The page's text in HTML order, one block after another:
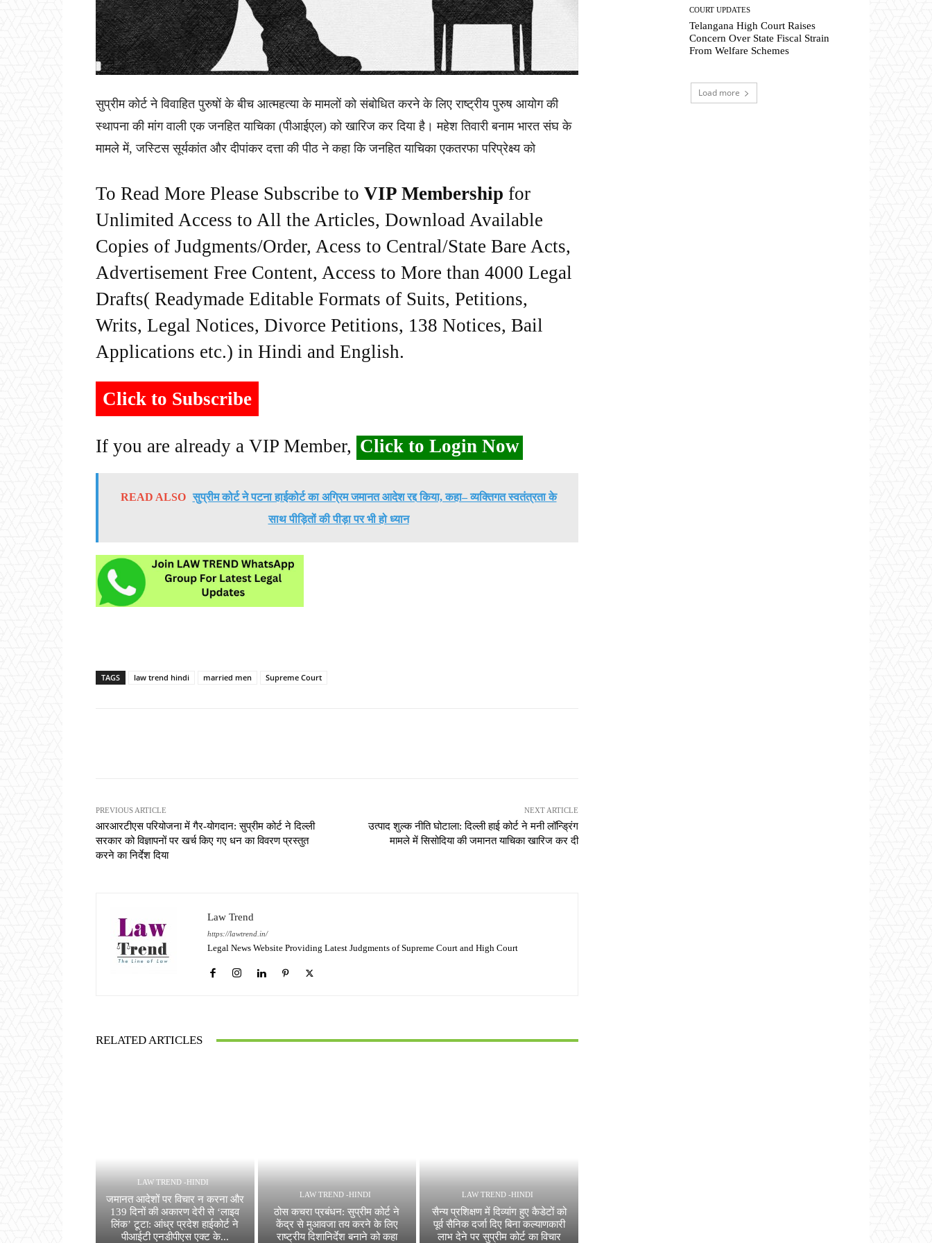
सुप्रीम कोर्ट ने विवाहित पुरुषों के बीच आत्महत्या के मामलों को संबोधित करने के लिए राष्ट्रीय पुरुष आयोग की
स्थापना की मांग वाली एक जनहित याचिका (पीआईएल) को खारिज कर दिया है। महेश तिवारी बनाम भारत संघ के
मामले में, जस्टिस सूर्यकांत और दीपांकर दत्ता की पीठ ने कहा कि जनहित याचिका एकतरफा परिप्रेक्ष्य को
To Read More Please Subscribe to VIP Membership for
Unlimited Access to All the Articles, Download Available
Copies of Judgments/Order, Acess to Central/State Bare Acts,
Advertisement Free Content, Access to More than 4000 Legal
Drafts( Readymade Editable Formats of Suits, Petitions,
Writs, Legal Notices, Divorce Petitions, 138 Notices, Bail
Applications etc.) in Hindi and English.
Click to Subscribe
If you are already a VIP Member, Click to Login Now
READ ALSO सुप्रीम कोर्ट ने पटना हाईकोर्ट का अग्रिम जमानत आदेश रद्द किया, कहा– व्यक्तिगत स्वतंत्रता के
साथ पीड़ितों की पीड़ा पर भी हो ध्यान
TAGS law trend hindi married men Supreme Court
PREVIOUS ARTICLE
आरआरटीएस परियोजना में गैर-योगदान: सुप्रीम कोर्ट ने दिल्ली
सरकार को विज्ञापनों पर खर्च किए गए धन का विवरण प्रस्तुत
करने का निर्देश दिया
NEXT ARTICLE
उत्पाद शुल्क नीति घोटाला: दिल्ली हाई कोर्ट ने मनी लॉन्ड्रिंग
मामले में सिसोदिया की जमानत याचिका खारिज कर दी
Law Trend
https://lawtrend.in/
Legal News Website Providing Latest Judgments of Supreme Court and High Court
RELATED ARTICLES
LAW TREND -HINDI
जमानत आदेशों पर विचार न करना और
139 दिनों की अकारण देरी से ‘लाइव
लिंक’ टूटा: आंध्र प्रदेश हाईकोर्ट ने
पीआईटी एनडीपीएस एक्ट के...
LAW TREND -HINDI
ठोस कचरा प्रबंधन: सुप्रीम कोर्ट ने
केंद्र से मुआवजा तय करने के लिए
राष्ट्रीय दिशानिर्देश बनाने को कहा
LAW TREND -HINDI
सैन्य प्रशिक्षण में दिव्यांग हुए कैडेटों को
पूर्व सैनिक दर्जा दिए बिना कल्याणकारी
लाभ देने पर सुप्रीम कोर्ट का विचार
COURT UPDATES
Telangana High Court Raises
Concern Over State Fiscal Strain
From Welfare Schemes
Load more